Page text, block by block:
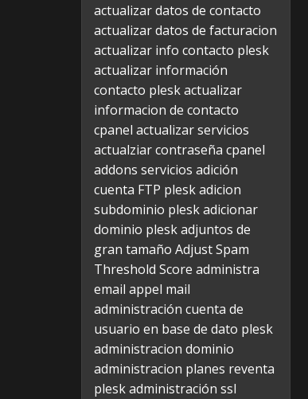
actualizar datos de contacto
actualizar datos de facturacion
actualizar info contacto plesk
actualizar información
contacto pleskactualizar
informacion de contacto
cpanel actualizar servicios
actualziar contraseña cpanel
addons servicios adición
cuenta FTP pleskadicion
subdominio pleskadicionar
dominio pleskadjuntos de
gran tamaño Adjust Spam
Threshold Score administra
email appel mail
administración cuenta de
usuario en base de dato plesk
administracion dominio
administracion planes reventa
pleskadministración ssl